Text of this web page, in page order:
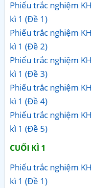
Phiếu trắc nghiệm
kì 1 (Đề 1)
Phiếu trắc nghiệm
kì 1 (Đề 2)
Phiếu trắc nghiệm
kì 1 (Đề 3)
Phiếu trắc nghiệm
kì 1 (Đề 4)
Phiếu trắc nghiệm
kì 1 (Đề 5)
CUỐI KÌ 1
Phiếu trắc nghiệm
kì 1 (Đề 1)